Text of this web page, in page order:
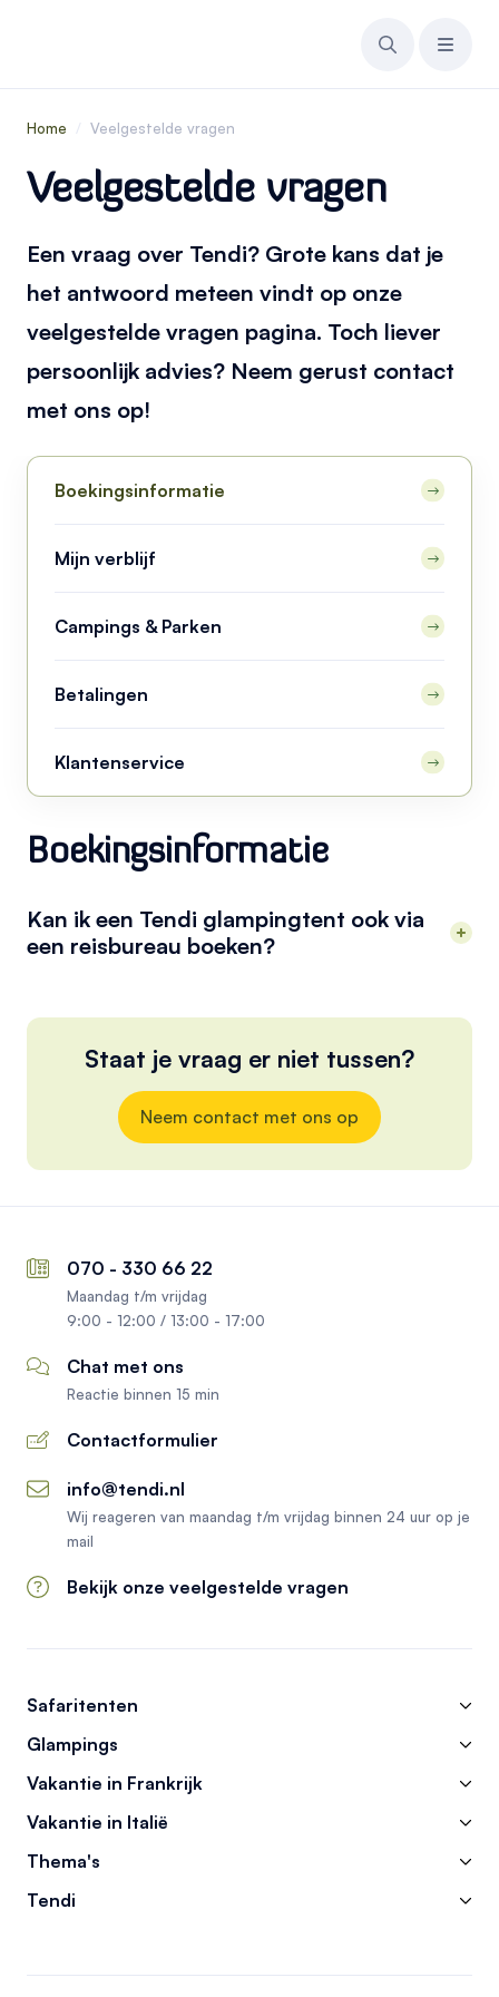
Home / Veelgestelde vragen
Veelgestelde vragen
Een vraag over Tendi? Grote kans dat je
het antwoord meteen vindt op onze
veelgestelde vragen pagina. Toch liever
persoonlijk advies? Neem gerust contact
met ons op!
Boekingsinformatie
Mijn verblijf
Campings & Parken
Betalingen
Klantenservice
Boekingsinformatie
Kan ik een Tendi glampingtent ook via
een reisbureau boeken?
Staat je vraag er niet tussen?
Neem contact met ons op
070 - 330 66 22
Maandag t/m vrijdag
9:00 - 12:00 / 13:00 - 17:00
Chat met ons
Reactie binnen 15 min
Contactformulier
info@tendi.nl
Wij reageren van maandag t/m vrijdag binnen 24 uur op je
mail
Bekijk onze veelgestelde vragen
Safaritenten
Glampings
Vakantie in Frankrijk
Vakantie in Italië
Thema's
Tendi